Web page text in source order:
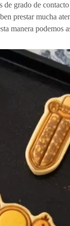
grado de
prestar mucha
manera podemos